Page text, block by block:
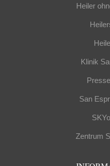
Heiler
Klinik
San
Zentrum